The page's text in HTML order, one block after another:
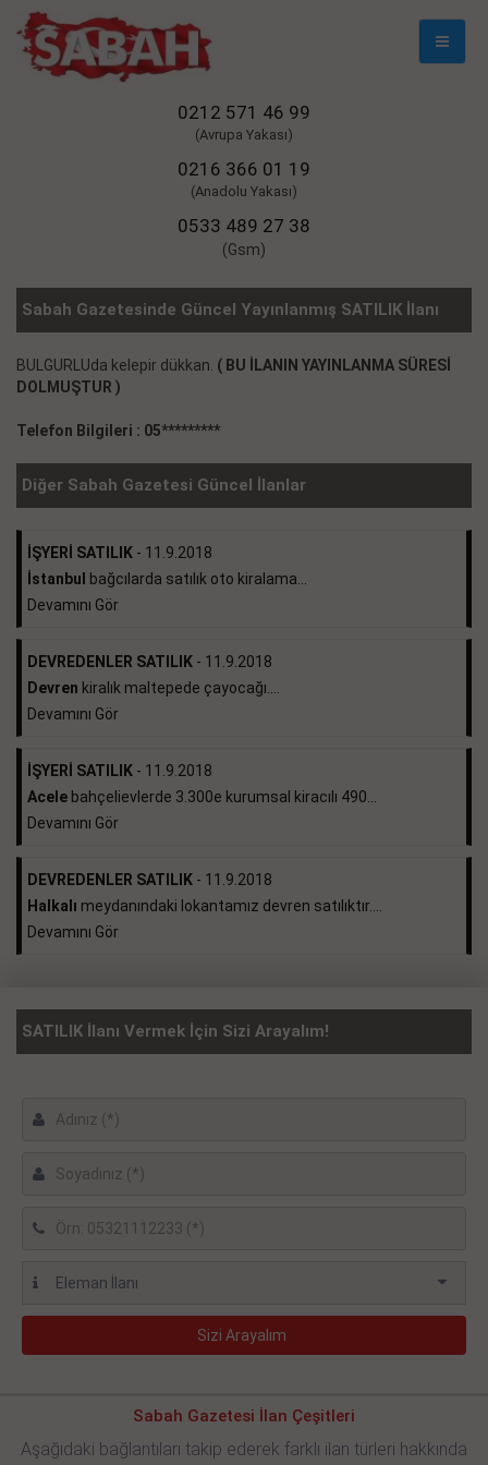
Mobil
0212 571 46 99
(Avrupa Yakası)
0216 366 01 19
(Anadolu Yakası)
0533 489 27 38
(Gsm)
Sabah Gazetesinde Güncel Yayınlanmış SATILIK İlanı
BULGURLUda kelepir dükkan. ( BU İLANIN YAYINLANMA SÜRESİ
DOLMUŞTUR )
Telefon Bilgileri : 05*********
Diğer Sabah Gazetesi Güncel İlanlar
İŞYERİ SATILIK - 11.9.2018
İstanbul
bağcılarda satılık oto kiralama...
Devamını Gör
DEVREDENLER SATILIK - 11.9.2018
Devren kiralık maltepede çayocağı....
Devamını Gör
İŞYERİ SATILIK - 11.9.2018
Acele bahçelievlerde 3.300e kurumsal kiracılı 490...
Devamını Gör
DEVREDENLER SATILIK - 11.9.2018
Halkalı meydanındaki lokantamız devren satılıktır....
Devamını Gör
SATILIK İlanı Vermek İçin Sizi Arayalım!
Sabah Gazetesi İlan Çeşitleri
Aşağıdaki bağlantıları takip ederek farklı ilan türleri hakkında